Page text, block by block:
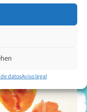
datosAviso legal